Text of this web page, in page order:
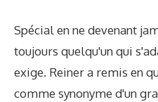
Spécial en ne devenant
toujours quelqu'un qui
exige. Reiner a remis en
comme synonyme d'un